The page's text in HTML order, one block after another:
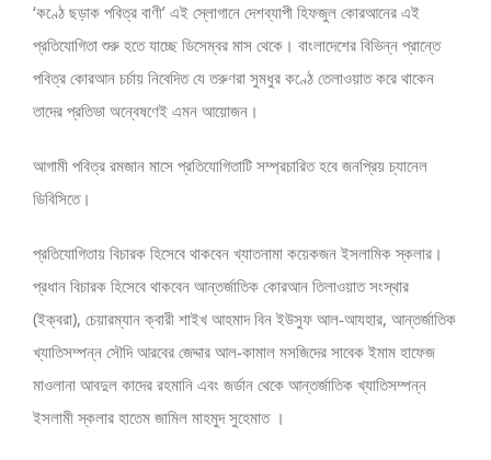
‘কণ্ঠে ছড়াক পবিত্র বাণী’ এই স্লোগানে দেশব্যাপী হিফজুল কোরআনের এই
প্রতিযোগিতা শুরু হতে যাচ্ছে ডিসেম্বর মাস থেকে। বাংলাদেশের বিভিন্ন প্রান্তে
পবিত্র কোরআন চর্চায় নিবেদিত যে তরুণরা সুমধুর কণ্ঠে তেলাওয়াত করে থাকেন
তাদের প্রতিভা অন্বেষণেই এমন আয়োজন।
আগামী পবিত্র রমজান মাসে প্রতিযোগিতাটি সম্প্রচারিত হবে জনপ্রিয় চ্যানেল
ডিবিসিতে।
প্রতিযোগিতায় বিচারক হিসেবে থাকবেন খ্যাতনামা কয়েকজন ইসলামিক স্কলার।
প্রধান বিচারক হিসেবে থাকবেন আন্তর্জাতিক কোরআন তিলাওয়াত সংস্থার
(ইক্বরা), চেয়ারম্যান ক্বারী শাইখ আহমাদ বিন ইউসুফ আল-আযহার, আন্তর্জাতিক
খ্যাতিসম্পন্ন সৌদি আরবের জেদ্দার আল-কামাল মসজিদের সাবেক ইমাম হাফেজ
মাওলানা আবদুল কাদের রহমানি এবং জর্ডান থেকে আন্তর্জাতিক খ্যাতিসম্পন্ন
ইসলামী স্কলার হাতেম জামিল মাহমুদ সুহেমাত ।